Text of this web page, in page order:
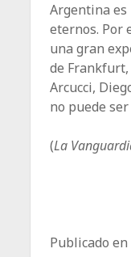
Argentina es
eternos. Por
una gran
de
Arcucci,
no puede
(La
Publicado en